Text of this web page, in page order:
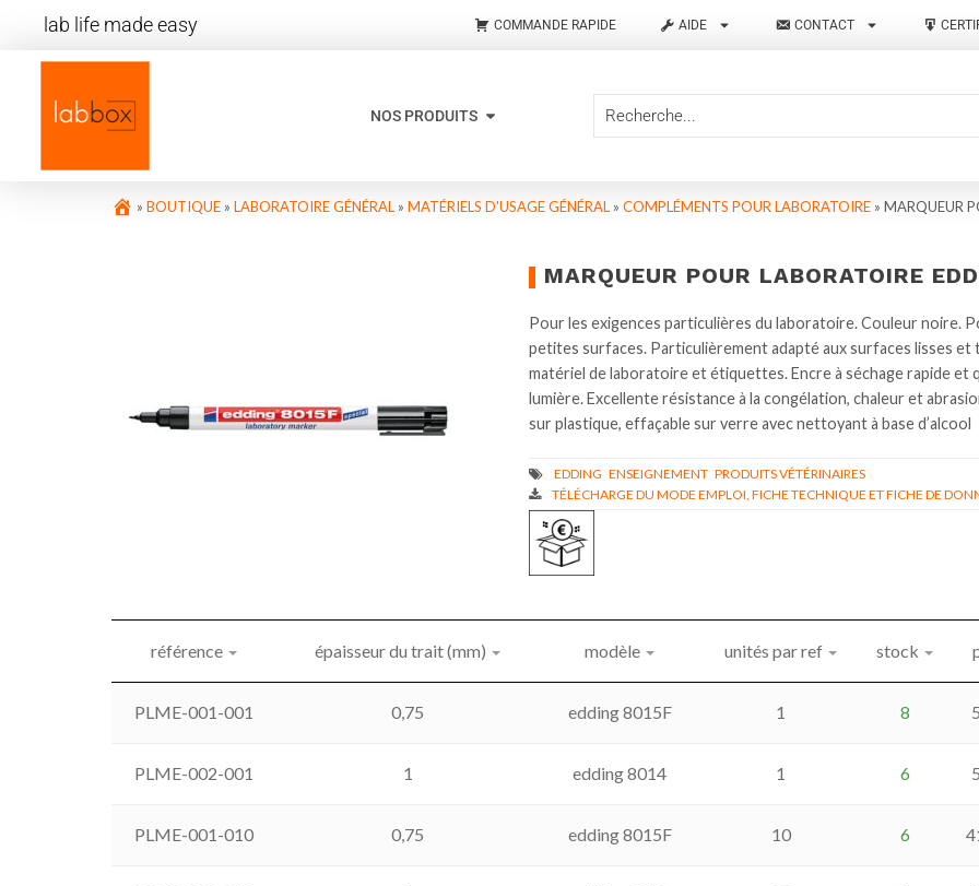
lab life made easy COMMANDE RAPIDE AIDE CONTACT
NOS PRODUITS
» BOUTIQUE » LABORATOIRE GÉNÉRAL » MATÉRIELS D'USAGE GÉNÉRAL » COMPLÉMENTS POUR LABORATOIRE » MARQUEUR
MARQUEUR POUR LABORATOIRE
Pour les exigences particulières du laboratoire. Couleur noire.
petites surfaces. Particulièrement adapté aux surfaces lisses et
matériel de laboratoire et étiquettes. Encre à séchage rapide et
lumière. Excellente résistance à la congélation, chaleur et
sur plastique, effaçable sur verre avec nettoyant à base d’alcool
TÉLÉCHARGE DU MODE EMPLOI, FICHE TECHNIQUE ET FICHE DE
référence épaisseur du trait (mm) modèle unités par ref stock
PLME-001-001 0,75 edding 8015F 1 8
PLME-002-001 1 edding 8014 1 6
PLME-001-010 0,75 edding 8015F 10 6